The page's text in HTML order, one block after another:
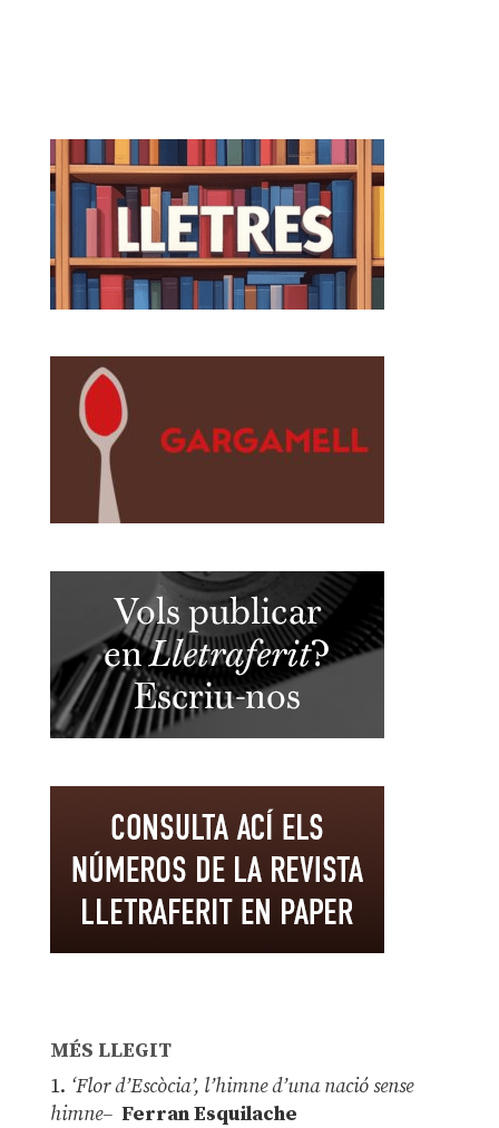
MÉS LLEGIT
1. ‘Flor d’Escòcia’, l’himne d’una nació sense
himne– Ferran Esquilache